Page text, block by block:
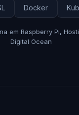
Docker
em Raspberry Pi,
Digital Ocean